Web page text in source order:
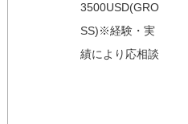
3500USD(GRO
SS)※経験・実
績により応相談